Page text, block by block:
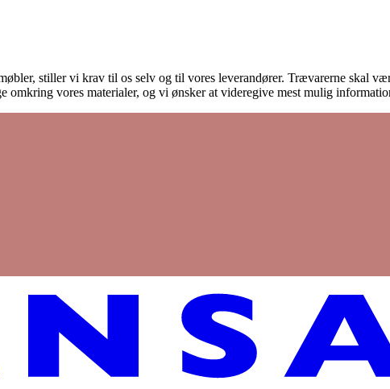
stiller vi krav til os selv og til vores leverandører. Trævarerne skal
vores materialer, og vi ønsker at videregive mest mulig